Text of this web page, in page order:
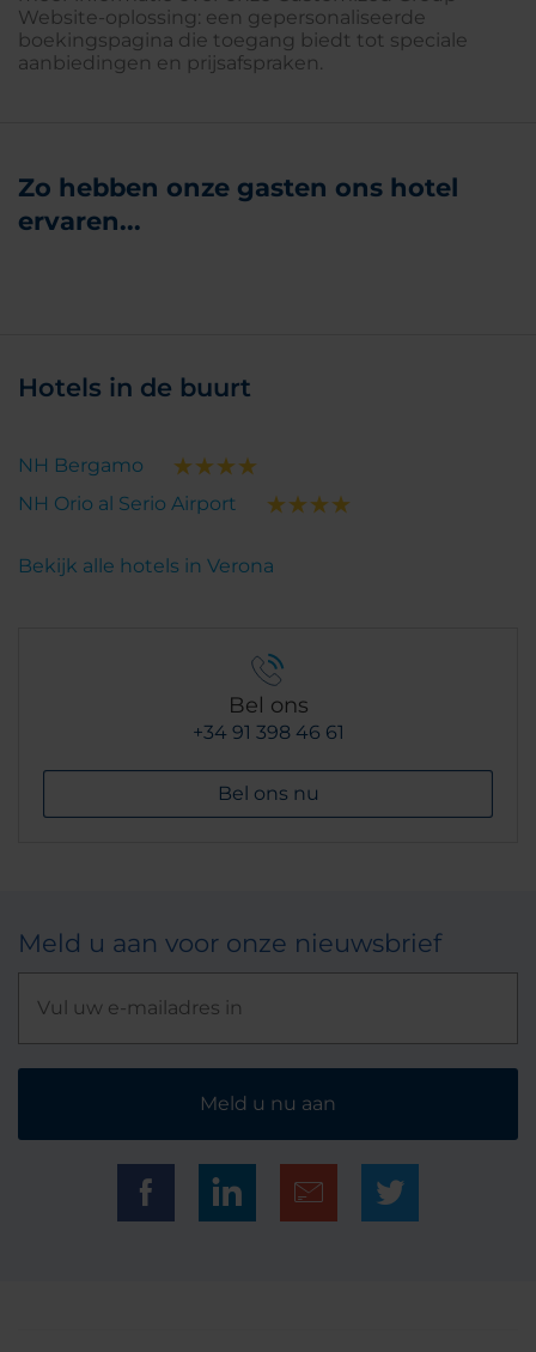
Website-oplossing: een gepersonaliseerde
boekingspagina die toegang biedt tot speciale
aanbiedingen en prijsafspraken.
Zo hebben onze gasten ons hotel
ervaren...
Hotels in de buurt
NH Bergamo
NH Orio al Serio Airport
Bekijk alle hotels in Verona
Bel ons
+34 91 398 46 61
Bel ons nu
Meld u aan voor onze nieuwsbrief
Meld u nu aan